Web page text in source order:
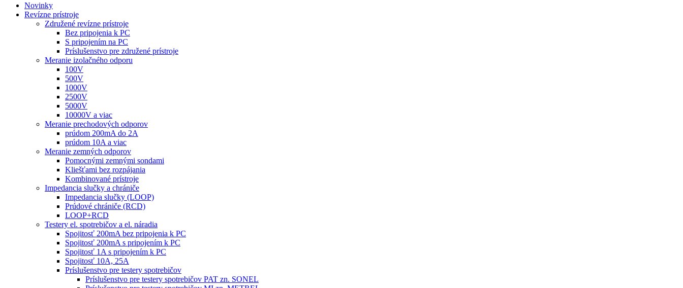
Novinky
Revízne prístroje
Združené revízne prístroje
Bez pripojenia k PC
S pripojením na PC
Príslušenstvo pre združené prístroje
Meranie izolačného odporu
100V
500V
1000V
2500V
5000V
10000V a viac
Meranie prechodových odporov
prúdom 200mA do 2A
prúdom 10A a viac
Meranie zemných odporov
Pomocnými zemnými sondami
Kliešťami bez rozpájania
Kombinované prístroje
Impedancia slučky a chrániče
Impedancia slučky (LOOP)
Prúdové chrániče (RCD)
LOOP+RCD
Testery el. spotrebičov a el. náradia
Spojitosť 200mA bez pripojenia k PC
Spojitosť 200mA s pripojením k PC
Spojitosť 1A s pripojením k PC
Spojitosť 10A, 25A
Príslušenstvo pre testery spotrebičov
Príslušenstvo pre testery spotrebičov PAT zn. SONEL